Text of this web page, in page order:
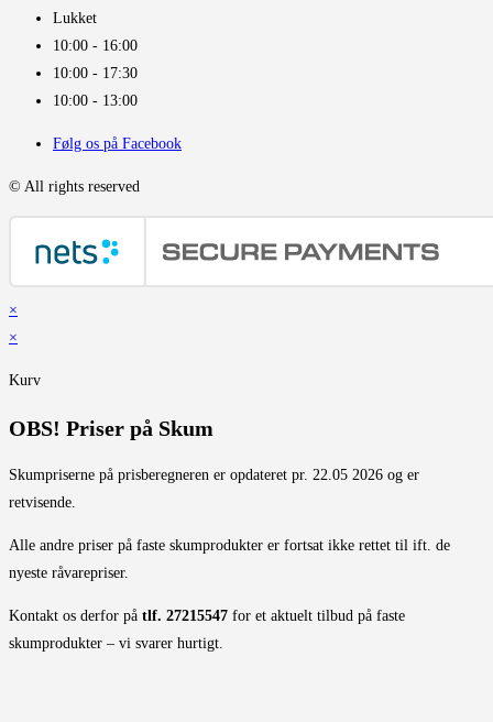
Lukket
10:00 - 16:00​
10:00 - 17:30
10:00 - 13:00
Følg os på Facebook
© All rights reserved
×
×
Kurv
OBS! Priser på Skum
Skumpriserne på prisberegneren er opdateret pr. 22.05 2026 og er
retvisende.
Alle andre priser på faste skumprodukter er fortsat ikke rettet til ift. de
nyeste råvarepriser.
Kontakt os derfor på tlf. 27215547 for et aktuelt tilbud på faste
skumprodukter – vi svarer hurtigt.